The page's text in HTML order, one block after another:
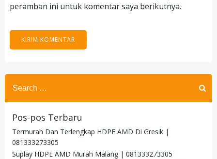
peramban ini untuk komentar saya berikutnya.
Search
for:
Pos-pos Terbaru
Termurah Dan Terlengkap HDPE AMD Di Gresik |
081333273305
Suplay HDPE AMD Murah Malang | 081333273305